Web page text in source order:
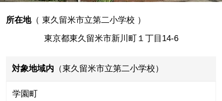
所在地（ 東久留米市立第二小学校 ）
東京都東久留米市新川町１丁目14-6
対象地域内 （東久留米市立第二小学校）
学園町